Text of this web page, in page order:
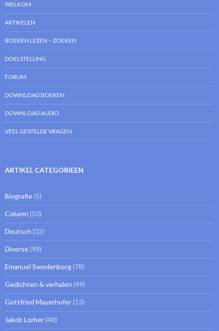
WELKOM
ARTIKELEN
BOEKEN LEZEN – ZOEKEN
DOELSTELLING
FORUM
DOWNLOAD BOEKEN
DOWNLOAD AUDIO
VEEL GESTELDE VRAGEN
ARTIKEL CATEGORIEEN
Biografie (5)
Column (50)
Deutsch (32)
Diverse (98)
Emanuel Swedenborg (78)
Gedichten & verhalen (49)
Gottfried Mayerhofer (13)
Jakob Lorber (48)